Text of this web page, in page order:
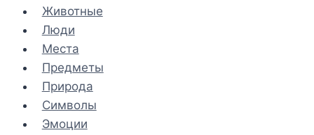
Животные
Люди
Места
Предметы
Природа
Символы
Эмоции